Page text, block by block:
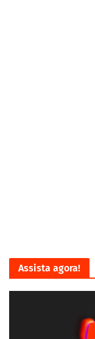
Assista agora!